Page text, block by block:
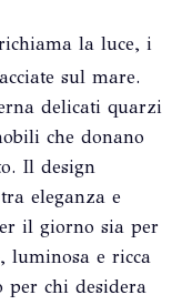
la luce, i
sul mare.
delicati quarzi
che donano
Il design
eleganza e
il giorno sia per
luminosa e ricca
per chi desidera